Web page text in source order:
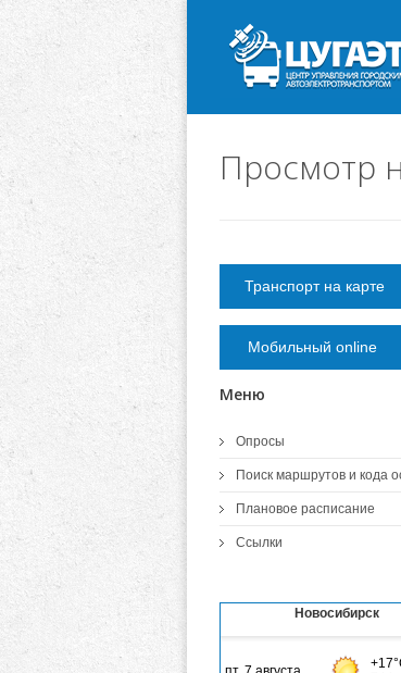
Просмотр
Транспорт на карте
Мобильный online
Меню
Опросы
Поиск маршрутов и кода
Плановое расписание
Ссылки
Новосибирск